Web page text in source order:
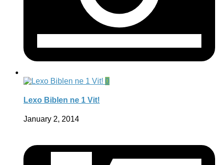
0
Lexo Biblen ne 1 Vit!
January 2, 2014